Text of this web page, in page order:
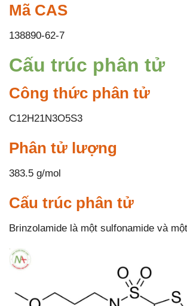
Mã CAS
138890-62-7
Cấu trúc phân tử
Công thức phân tử
C12H21N3O5S3
Phân tử lượng
383.5 g/mol
Cấu trúc phân tử
Brinzolamide là một sulfonamide và